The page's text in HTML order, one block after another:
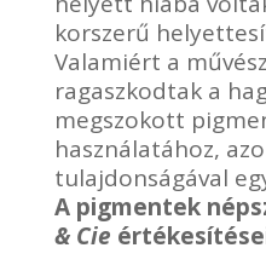
korszerű
Valamiért a
ragaszkodtak a
megszokott
használatához,
tulajdonságával
A pigmentek
& Cie